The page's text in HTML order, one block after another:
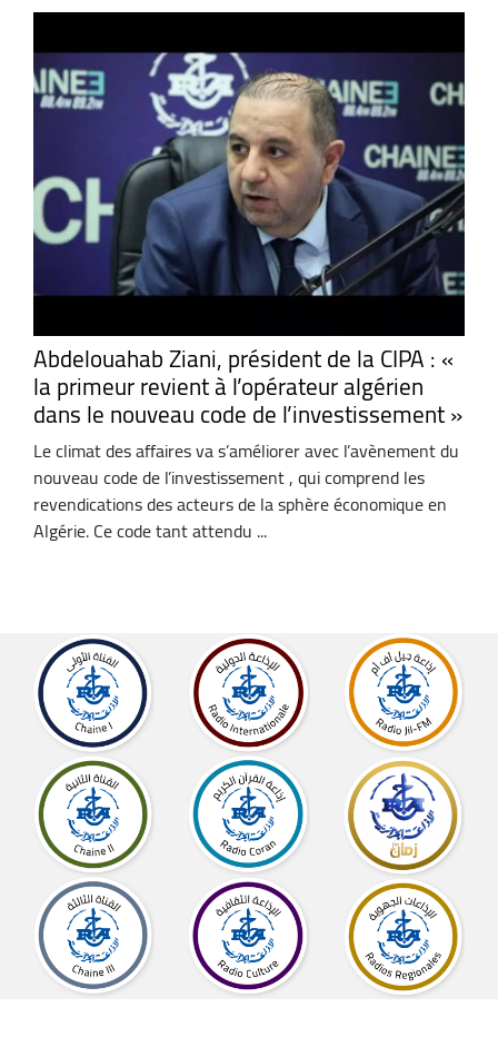
Abdelouahab Ziani, président de la CIPA : «
la primeur revient à l’opérateur algérien
dans le nouveau code de l’investissement »
Le climat des affaires va s’améliorer avec l’avènement du
nouveau code de l’investissement , qui comprend les
revendications des acteurs de la sphère économique en
Algérie. Ce code tant attendu ...